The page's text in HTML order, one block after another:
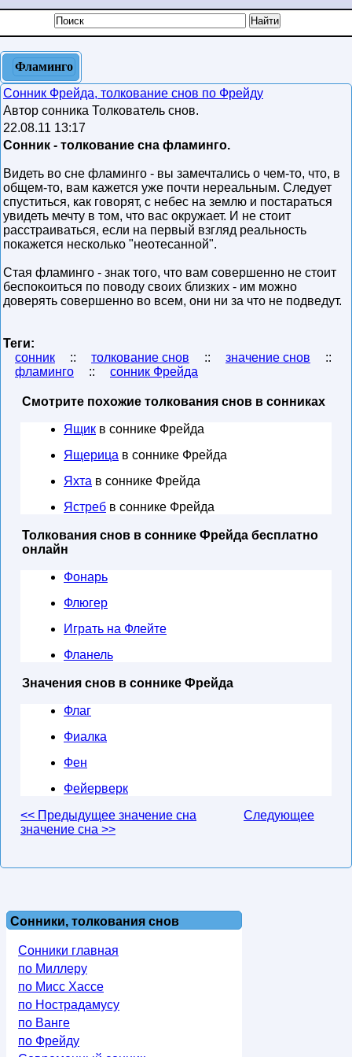
Фламинго
Сонник Фрейда, толкование снов по Фрейду
Автор сонника Толкователь снов.
22.08.11 13:17
Сонник - толкование сна фламинго.
Видеть во сне фламинго - вы замечтались о чем-то, что, в
общем-то, вам кажется уже почти нереальным. Следует
спуститься, как говорят, с небес на землю и постараться
увидеть мечту в том, что вас окружает. И не стоит
расстраиваться, если на первый взгляд реальность
покажется несколько "неотесанной".
Стая фламинго - знак того, что вам совершенно не стоит
беспокоиться по поводу своих близких - им можно
доверять совершенно во всем, они ни за что не подведут.
Теги:
сонник
:: толкование снов :: значение снов
::
фламинго
:: сонник Фрейда
Смотрите похожие толкования снов в сонниках
Ящик в соннике Фрейда
Ящерица в соннике Фрейда
Яхта в соннике Фрейда
Ястреб в соннике Фрейда
Толкования снов в соннике Фрейда бесплатно
онлайн
Фонарь
Флюгер
Играть на Флейте
Фланель
Значения снов в соннике Фрейда
Флаг
Фиалка
Фен
Фейерверк
<< Предыдущее значение сна
Следующее
значение сна >>
Сонники, толкования снов
Сонники главная
по Миллеру
по Мисс Хассе
по Нострадамусу
по Ванге
по Фрейду